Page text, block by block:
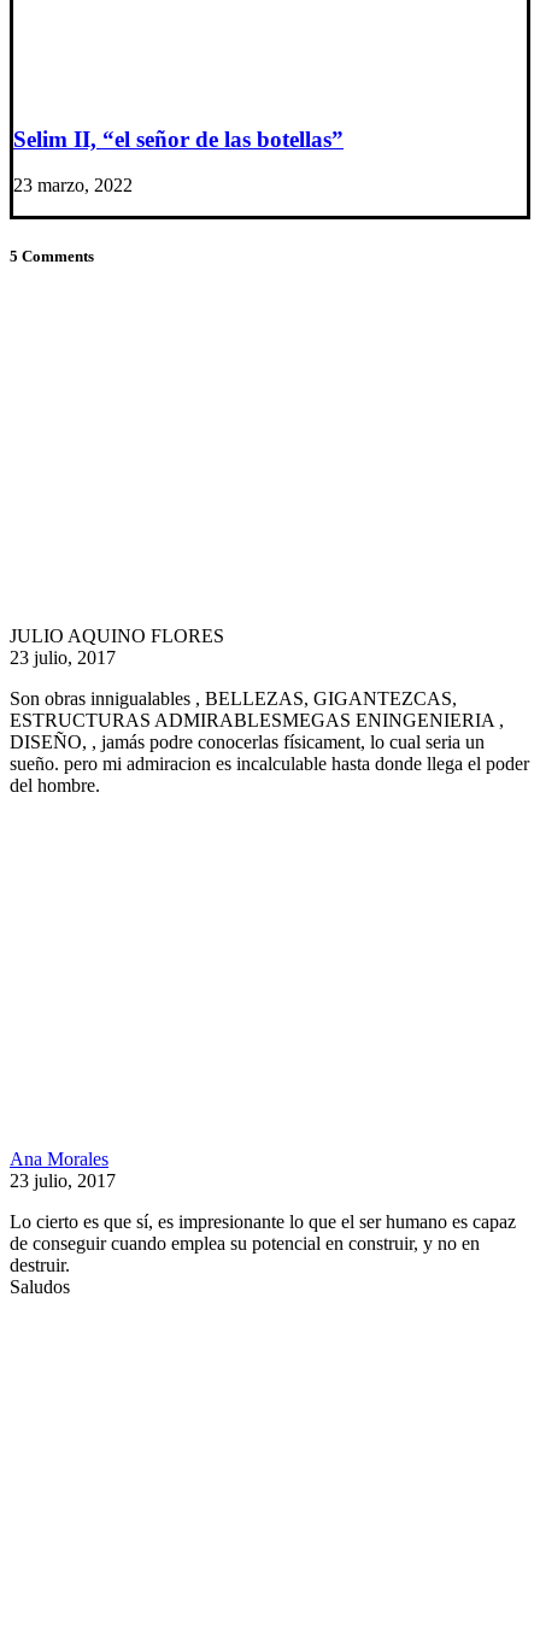
Selim II, “el señor de las botellas”
23 marzo, 2022
5 Comments
JULIO AQUINO FLORES
23 julio, 2017
Son obras innigualables , BELLEZAS, GIGANTEZCAS,
ESTRUCTURAS ADMIRABLESMEGAS ENINGENIERIA ,
DISEÑO, , jamás podre conocerlas físicament, lo cual seria un
sueño. pero mi admiracion es incalculable hasta donde llega el poder
del hombre.
Ana Morales
23 julio, 2017
Lo cierto es que sí, es impresionante lo que el ser humano es capaz
de conseguir cuando emplea su potencial en construir, y no en
destruir.
Saludos